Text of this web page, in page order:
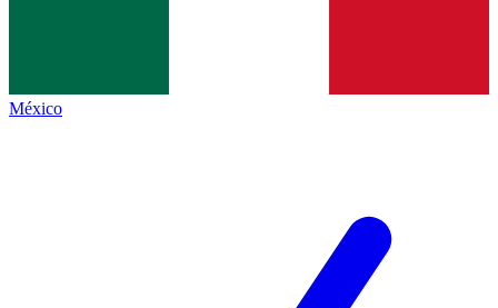
México